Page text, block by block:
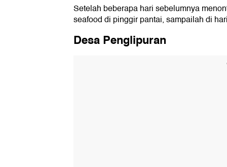
Setelah beberapa hari sebelumnya
seafood di pinggir pantai, sampailah di
Desa Penglipuran